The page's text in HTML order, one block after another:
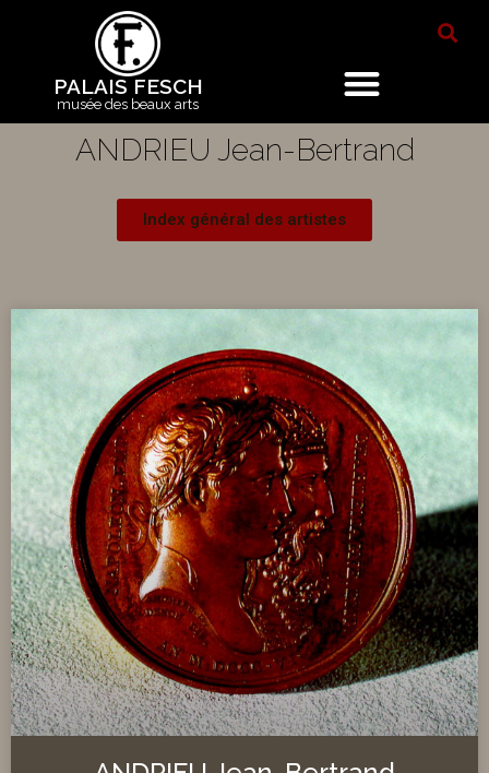
PALAIS FESCH
musée des beaux arts
ANDRIEU Jean-Bertrand
Index général des artistes